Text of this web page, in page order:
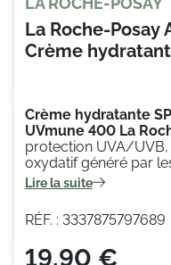
La Roche-
Crème
Crème hydratante
UVmune 400 La
protection UVA/UVB,
oxydatif généré par
Lire la suite
RÉF. : 3337875797689
19,90 €